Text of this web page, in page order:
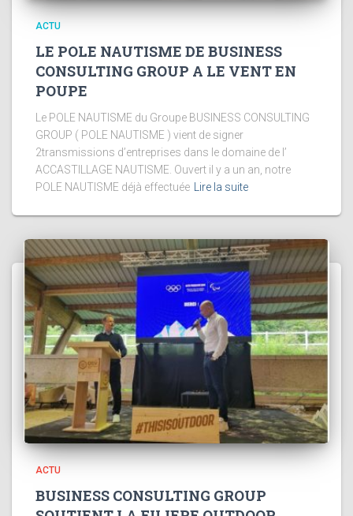
ACTU
LE POLE NAUTISME DE BUSINESS
CONSULTING GROUP A LE VENT EN
POUPE
Le POLE NAUTISME du Groupe BUSINESS CONSULTING
GROUP ( POLE NAUTISME ) vient de signer
2transmissions d’entreprises dans le domaine de l’
ACCASTILLAGE NAUTISME. Ouvert il y a un an, notre
POLE NAUTISME déjà effectuée Lire la suite
ACTU
BUSINESS CONSULTING GROUP